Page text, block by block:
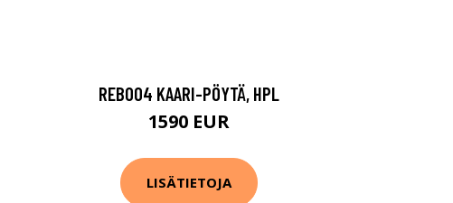
REB004 KAARI-PÖYTÄ, HPL
1590 EUR
LISÄTIETOJA